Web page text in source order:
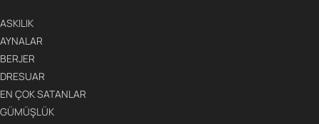
ASKILIK
AYNALAR
BERJER
DRESUAR
EN ÇOK SATANLAR
GÜMÜŞLÜK